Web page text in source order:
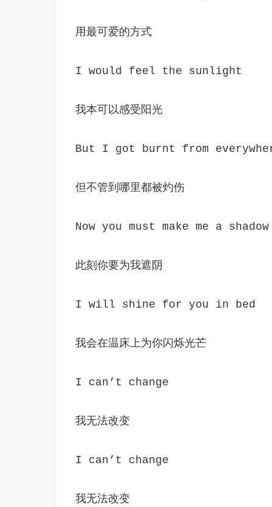
用最可爱的方式
I would feel the sunlight
我本可以感受阳光
But I got burnt from
但不管到哪里都被灼伤
Now you must make me a shadow
此刻你要为我遮阴
I will shine for you in bed
我会在温床上为你闪烁光芒
I can’t change
我无法改变
I can’t change
我无法改变